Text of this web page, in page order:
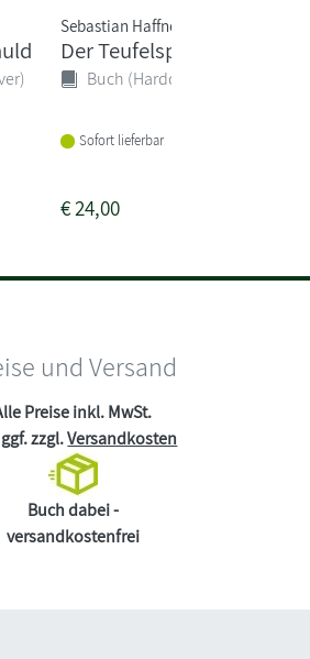
Sebastian Haffner
Der Teufelspakt
Buch (Hardcover)
Sofort lieferbar
€24,00
und Versand
Preise inkl. MwSt.
zzgl.Versandkosten
Buch dabei -
versandkostenfrei